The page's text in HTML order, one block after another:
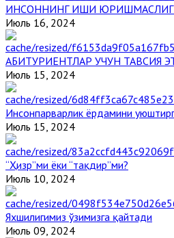
ИНСОННИНГ ИШИ
Июль 16, 2024
АБИТУРИЕНТЛАР УЧУН ТАВСИЯ
Июль 15, 2024
Инсонпарварлик ёрдамини
Июль 15, 2024
“Ҳизр”ми ёки “тақдир”ми?
Июль 10, 2024
Яхшилигимиз ўзимизга қайтади
Июль 09, 2024